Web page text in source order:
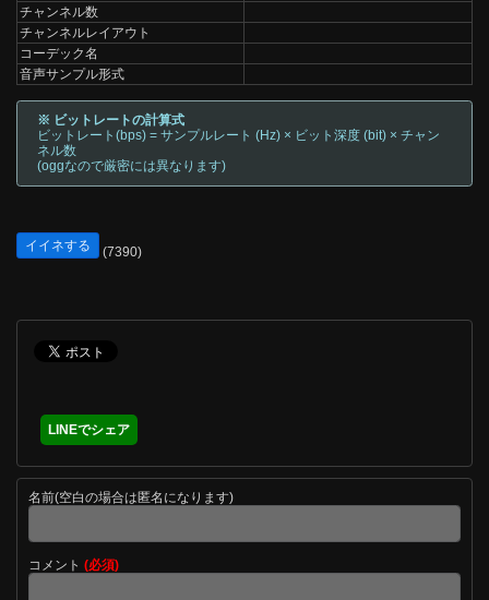
チャンネル数
チャンネルレイアウト
コーデック名
音声サンプル形式
※ ビットレートの計算式
ビットレート(bps) = サンプルレート (Hz) × ビット深度 (bit) × チャン
ネル数
(oggなので厳密には異なります)
イイネする (7390)
LINEでシェア
名前(空白の場合は匿名になります)
コメント (必須)